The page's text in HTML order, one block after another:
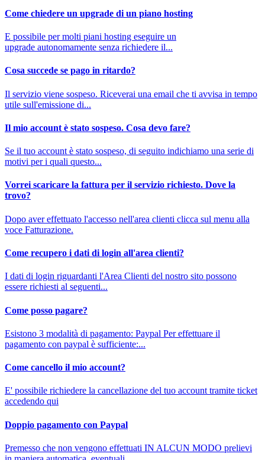
Come chiedere un upgrade di un piano hosting
E possibile per molti piani hosting eseguire un
upgrade autonomamente senza richiedere il...
Cosa succede se pago in ritardo?
Il servizio viene sospeso. Riceverai una email che ti avvisa in tempo
utile sull'emissione di...
Il mio account è stato sospeso. Cosa devo fare?
Se il tuo account è stato sospeso, di seguito indichiamo una serie di
motivi per i quali questo...
Vorrei scaricare la fattura per il servizio richiesto. Dove la
trovo?
Dopo aver effettuato l'accesso nell'area clienti clicca sul menu alla
voce Fatturazione.
Come recupero i dati di login all'area clienti?
I dati di login riguardanti l'Area Clienti del nostro sito possono
essere richiesti al seguenti...
Come posso pagare?
Esistono 3 modalità di pagamento: Paypal Per effettuare il
pagamento con paypal è sufficiente:...
Come cancello il mio account?
E' possibile richiedere la cancellazione del tuo account tramite ticket
accedendo qui
Doppio pagamento con Paypal
Premesso che non vengono effettuati IN ALCUN MODO prelievi